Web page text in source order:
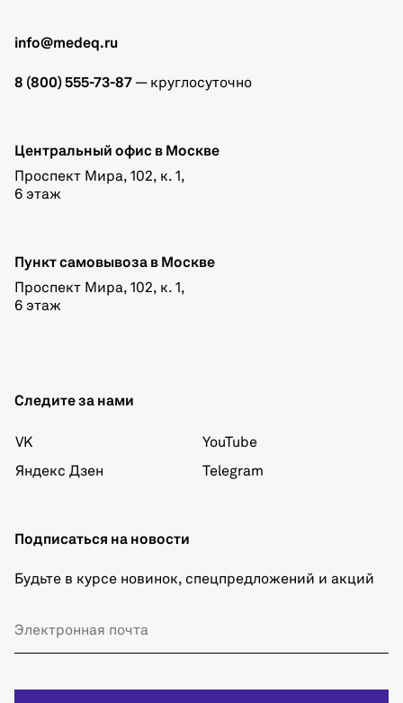
info@medeq.ru
8 (800) 555-73-87 — круглосуточно
Центральный офис в Москве
Проспект Мира, 102, к. 1,
6 этаж
Пункт самовывоза в Москве
Проспект Мира, 102, к. 1,
6 этаж
Следите за нами
VK
Яндекс Дзен
YouTube
Telegram
Подписаться на новости
Будьте в курсе новинок, спецпредложений и акций